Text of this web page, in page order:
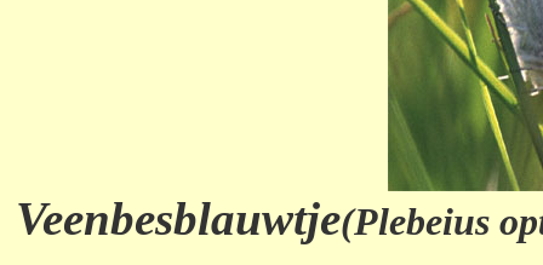
Veenbesblauwtje(Plebeius